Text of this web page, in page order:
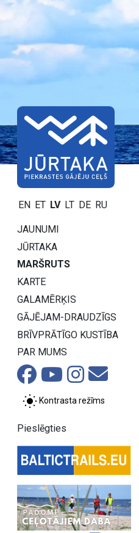
EN ET LV LT DE RU
JAUNUMI
JŪRTAKA
MARŠRUTS
KARTE
GALAMĒRĶIS
GĀJĒJAM-DRAUDZĪGS
BRĪVPRĀTĪGO KUSTĪBA
PAR MUMS
Kontrasta režīms
Pieslēgties